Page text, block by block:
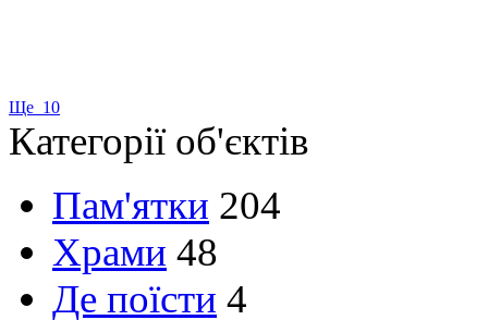
Ще 10
Категорії об'єктів
Пам'ятки 204
Храми 48
Де поїсти 4